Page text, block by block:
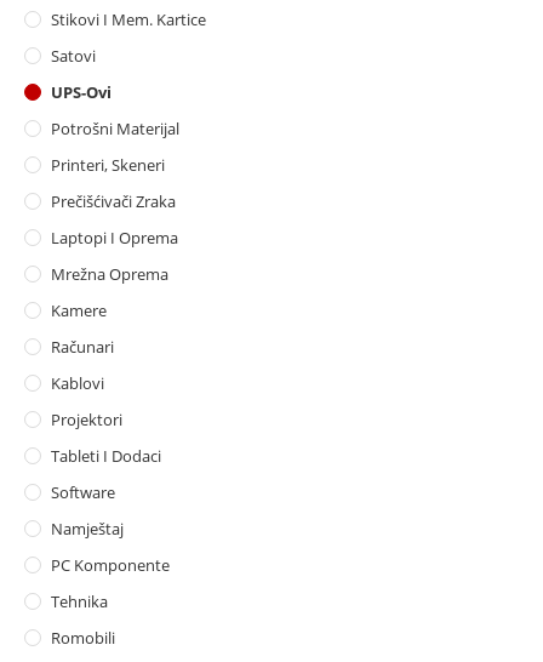
Stikovi I Mem. Kartice
Satovi
UPS-Ovi
Potrošni Materijal
Printeri, Skeneri
Prečišćivači Zraka
Laptopi I Oprema
Mrežna Oprema
Kamere
Računari
Kablovi
Projektori
Tableti I Dodaci
Software
Namještaj
PC Komponente
Tehnika
Romobili